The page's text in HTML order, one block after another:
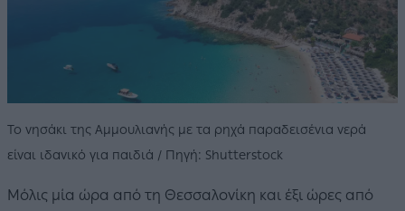
Το νησάκι της Αμμουλιανής με τα ρηχά παραδεισένια νερά
είναι ιδανικό για παιδιά / Πηγή: Shutterstock
Μόλις μία ώρα από τη Θεσσαλονίκη και έξι ώρες από